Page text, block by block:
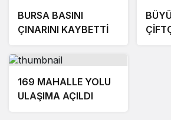
BURSA BASINI
ÇINARINI KAYBETTİ
169 MAHALLE YOLU
ULAŞIMA AÇILDI